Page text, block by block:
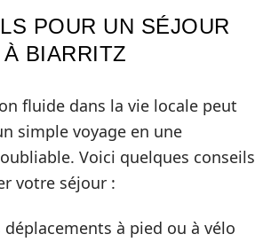
POUR UN SÉJOUR
BIARRITZ
fluide dans la vie locale peut
simple voyage en une
Voici quelques conseils
votre séjour :
déplacements à pied ou à vélo